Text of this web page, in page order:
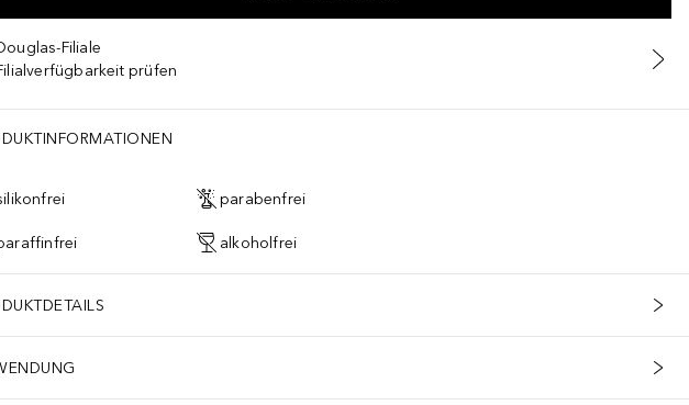
Filiale
prüfen
parabenfrei
alkoholfrei